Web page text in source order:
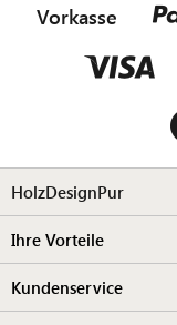
Vorkasse
HolzDesignPur
Ihre Vorteile
Kundenservice